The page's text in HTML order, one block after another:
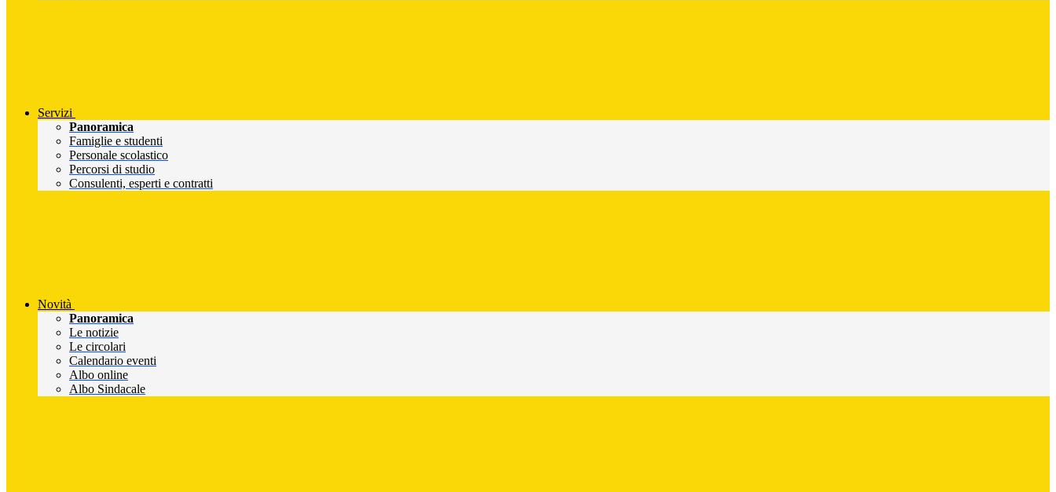
Servizi
Panoramica
Famiglie e studenti
Personale scolastico
Percorsi di studio
Consulenti, esperti e contratti
Novità
Panoramica
Le notizie
Le circolari
Calendario eventi
Albo online
Albo Sindacale